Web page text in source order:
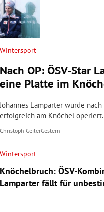
Wintersport
Nach OP: ÖSV-Star
eine Platte im
Johannes Lamparter wurde
erfolgreich am Knöchel operiert.
Christoph GeilerGestern
Wintersport
Knöchelbruch: ÖSV-
Lamparter fällt für